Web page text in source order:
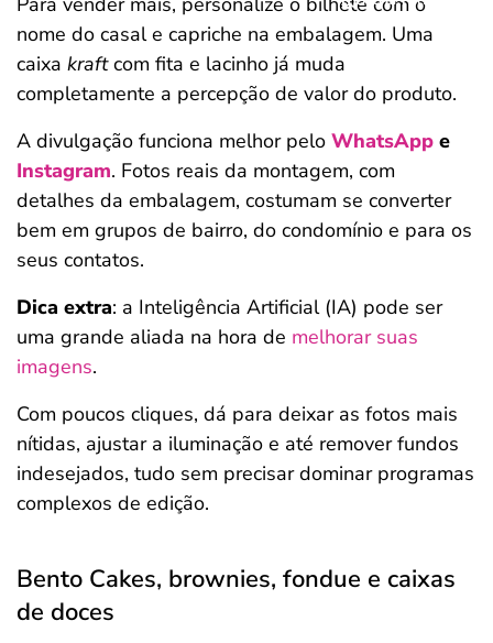
nome do casal e capriche na embalagem. Uma
caixa kraftcom fita e lacinho já muda
completamente a percepção de valor do produto.
A divulgação funciona melhor pelo WhatsApp e
Instagram. Fotos reais da montagem, com
detalhes da embalagem, costumam se converter
bem em grupos de bairro, do condomínio e para os
seus contatos.
Dica extra: a Inteligência Artificial (IA) pode ser
uma grande aliada na hora de melhorar suas
imagens.
Com poucos cliques, dá para deixar as fotos mais
nítidas, ajustar a iluminação e até remover fundos
indesejados, tudo sem precisar dominar programas
complexos de edição.
Bento Cakes, brownies, fondue e caixas
de doces